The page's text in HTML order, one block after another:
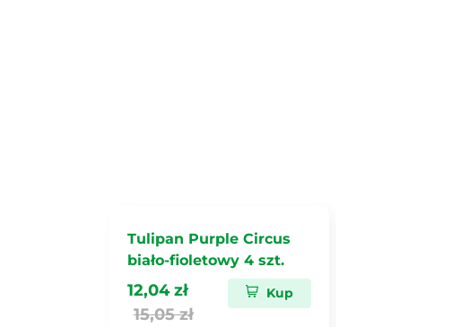
Tulipan Purple Circus
biało-fioletowy 4 szt.
12,04 zł
15,05 zł
Kup